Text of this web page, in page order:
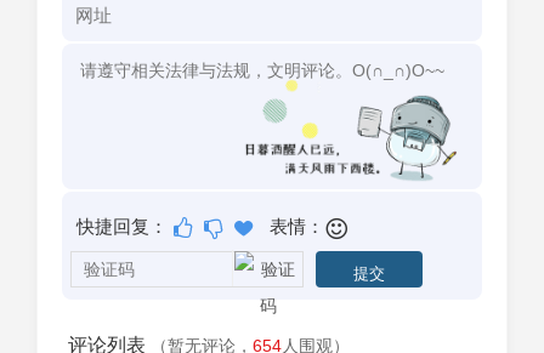
快捷回复： 表情：
评论列表 （暂无评论， 654人围观）